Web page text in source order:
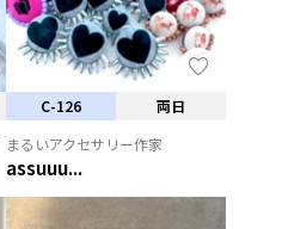
C-126
両日
まるいアクセサリー作家
assuuu...